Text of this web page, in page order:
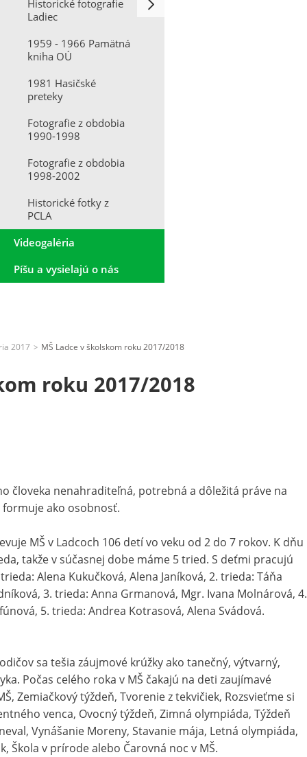
Historické fotografie
Ladiec
1959 - 1966 Pamätná
kniha OÚ
1981 Hasičské
preteky
Fotografie z obdobia
1990-1998
Fotografie z obdobia
1998-2002
Historické fotky z
PCLA
Videogaléria
Píšu a vysielajú o nás
2017 > MŠ Ladce v školskom roku 2017/2018
roku 2017/2018
človeka nenahraditeľná, potrebná a dôležitá práve na
formuje ako osobnosť.
MŠ v Ladcoch 106 detí vo veku od 2 do 7 rokov. K dňu
takže v súčasnej dobe máme 5 tried. S deťmi pracujú
Alena Kukučková, Alena Janíková, 2. trieda: Táňa
3. trieda: Anna Grmanová, Mgr. Ivana Molnárová, 4.
5. trieda: Andrea Kotrasová, Alena Svádová.
sa tešia záujmové krúžky ako tanečný, výtvarný,
Počas celého roka v MŠ čakajú na deti zaujímavé
Zemiačkový týždeň, Tvorenie z tekvičiek, Rozsvieťme si
venca, Ovocný týždeň, Zimná olympiáda, Týždeň
Vynášanie Moreny, Stavanie mája, Letná olympiáda,
Škola v prírode alebo Čarovná noc v MŠ.